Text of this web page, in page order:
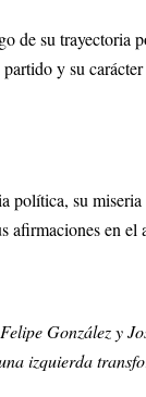
de su
y su
política, su
afirmaciones en el
González y
izquierda